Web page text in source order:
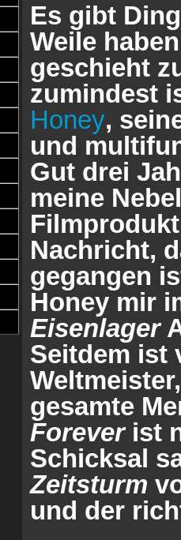
Es gibt
Weile
geschieht
zumindest
Honey,
und
Gut drei
meine
Nachricht,
gegangen
Honey mir
Eisenlager
Seitdem ist
gesamte
Foreverist
Schicksal
Zeitsturm
und der